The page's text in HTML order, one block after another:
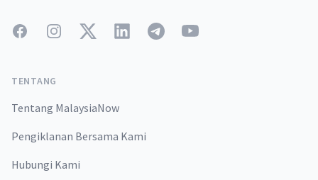
FacebookInstagramTwitterLinkedInTelegramYouTube
TENTANG
Tentang MalaysiaNow
Pengiklanan Bersama Kami
Hubungi Kami